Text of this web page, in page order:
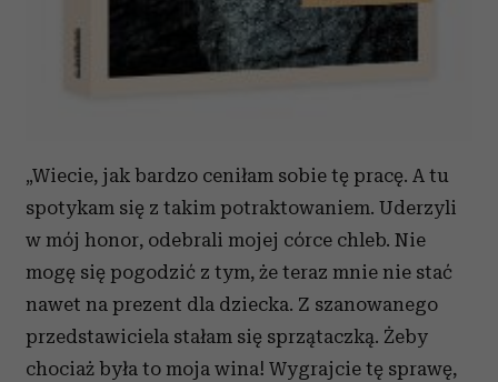
„Wiecie, jak bardzo ceniłam sobie tę pracę. A tu
spotykam się z takim potraktowaniem. Uderzyli
w mój honor, odebrali mojej córce chleb. Nie
mogę się pogodzić z tym, że teraz mnie nie stać
nawet na prezent dla dziecka. Z szanowanego
przedstawiciela stałam się sprzątaczką. Żeby
chociaż była to moja wina! Wygrajcie tę sprawę,